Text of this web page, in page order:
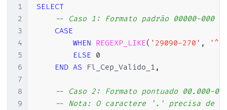
1
2
3
4
5
6
7
8
9
SELECT
-- Caso 1: Formato padrão 00000-000
CASE
WHEN REGEXP_LIKE( '29090-270' ,
ELSE 0
END AS Fl_Cep_Valido_1 ,
-- Caso 2: Formato pontuado 00.000-
-- Nota: O caractere '.' precisa de